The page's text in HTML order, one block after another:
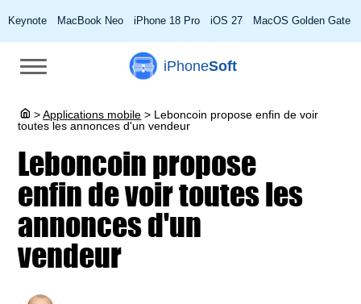
Keynote MacBook Neo iPhone 18 Pro iOS 27 MacOS Golden Gate
iPhoneSoft
> Applications mobile > Leboncoin propose enfin de voir
toutes les annonces d'un vendeur
Leboncoin propose
enfin de voir toutes les
annonces d'un
vendeur